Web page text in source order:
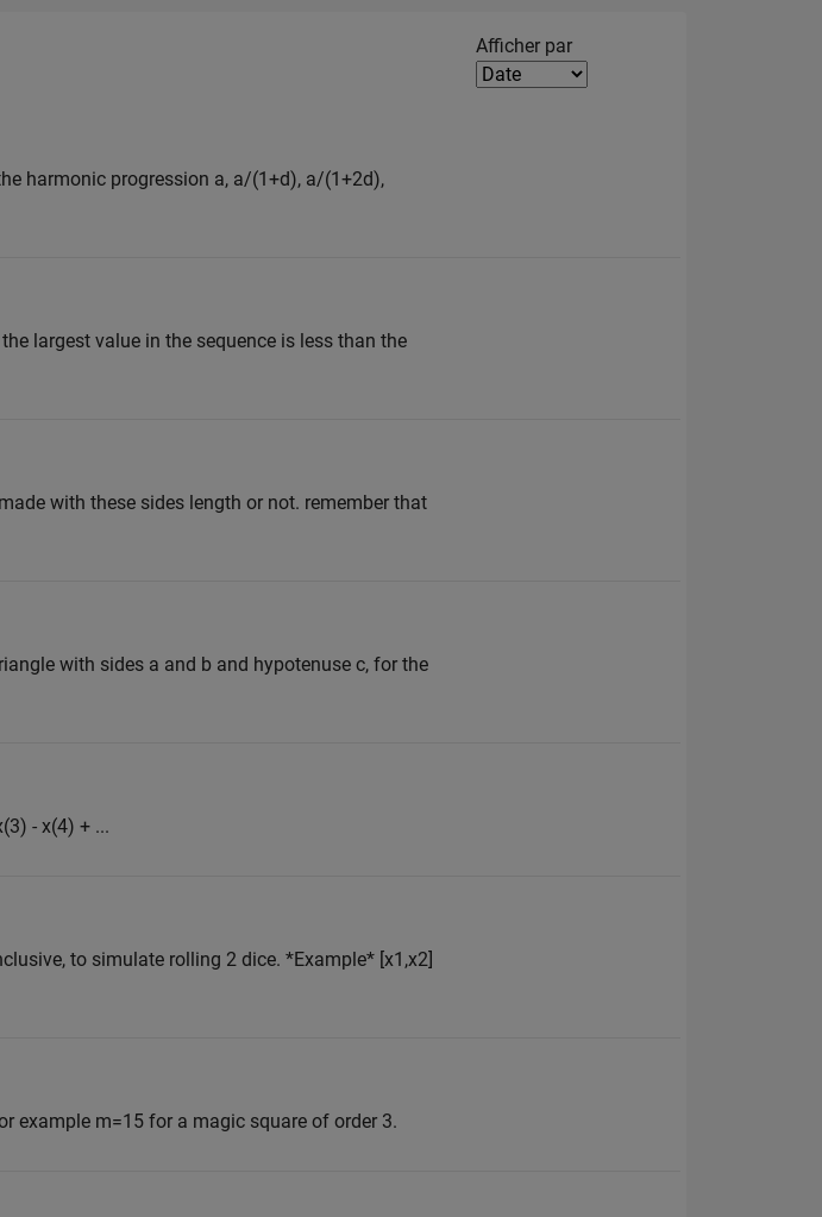
Filter2
Afficher par
harmonic progression a, a/(1+d), a/(1+2d),
largest value in the sequence is less than the
with these sides length or not. remember that
with sides a and b and hypotenuse c, for the
- x(4) + ...
to simulate rolling 2 dice. *Example* [x1,x2]
example m=15 for a magic square of order 3.